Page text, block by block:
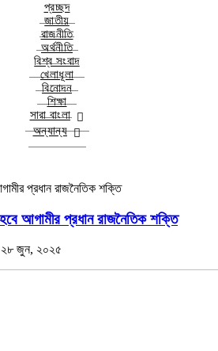
প্রচ্ছদ
জাতীয়
রাজনীতি
অর্থনীতি
বিশ্ব সংবাদ
খেলাধূলা
বিনোদন
শিক্ষা
সারা বাংলা
অন্যান্য
প্রধান রাজনৈতিক শক্তি
আগামীর প্রধান রাজনৈতিক শক্তি
২৮ জুন, ২০২৫